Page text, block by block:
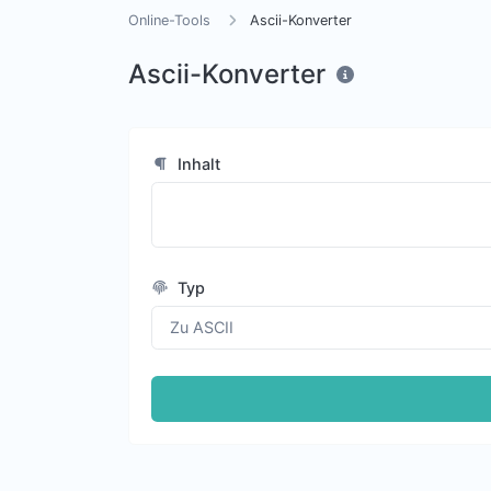
Online-Tools Ascii-Konverter
Ascii-Konverter
Inhalt
Typ